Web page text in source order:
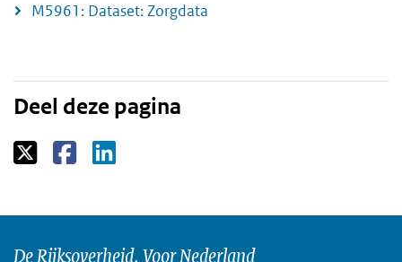
M5961: Dataset: Zorgdata
Deel deze pagina
De Rijksoverheid. Voor Nederland